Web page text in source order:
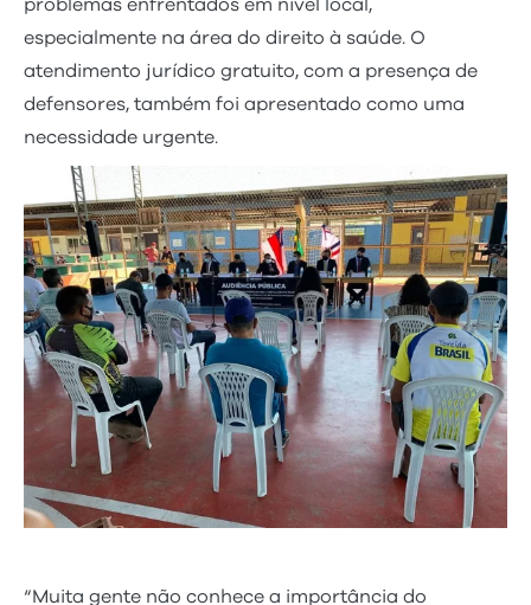
problemas enfrentados em nível local,
especialmente na área do direito à saúde. O
atendimento jurídico gratuito, com a presença de
defensores, também foi apresentado como uma
necessidade urgente.
“Muita gente não conhece a importância do